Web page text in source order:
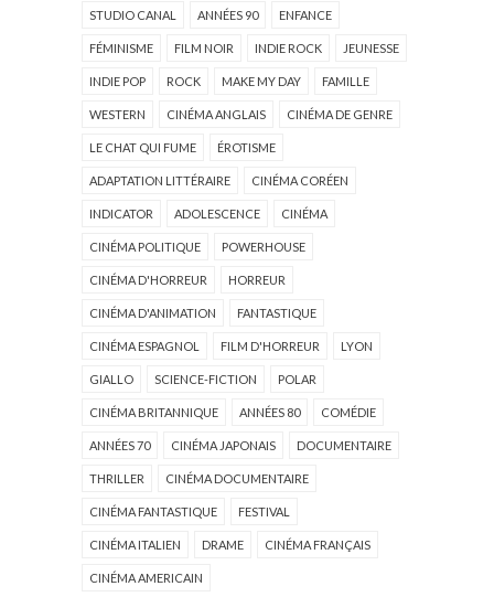
STUDIO CANAL ANNÉES 90 ENFANCE
FÉMINISME FILM NOIR INDIE ROCK JEUNESSE
INDIE POP ROCK MAKE MY DAY FAMILLE
WESTERN CINÉMA ANGLAIS CINÉMA DE GENRE
LE CHAT QUI FUME ÉROTISME
ADAPTATION LITTÉRAIRE CINÉMA CORÉEN
INDICATOR ADOLESCENCE CINÉMA
CINÉMA POLITIQUE POWERHOUSE
CINÉMA D'HORREUR HORREUR
CINÉMA D'ANIMATION FANTASTIQUE
CINÉMA ESPAGNOL FILM D'HORREUR LYON
GIALLO SCIENCE-FICTION POLAR
CINÉMA BRITANNIQUE ANNÉES 80 COMÉDIE
ANNÉES 70 CINÉMA JAPONAIS DOCUMENTAIRE
THRILLER CINÉMA DOCUMENTAIRE
CINÉMA FANTASTIQUE FESTIVAL
CINÉMA ITALIEN DRAME CINÉMA FRANÇAIS
CINÉMA AMERICAIN